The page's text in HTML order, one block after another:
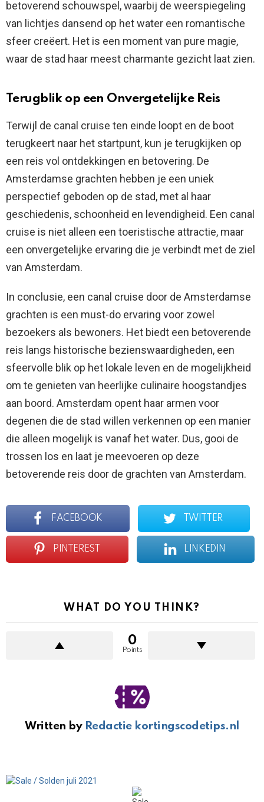
betoverend schouwspel, waarbij de weerspiegeling
van lichtjes dansend op het water een romantische
sfeer creëert. Het is een moment van pure magie,
waar de stad haar meest charmante gezicht laat zien.
Terugblik op een Onvergetelijke Reis
Terwijl de canal cruise ten einde loopt en de boot
terugkeert naar het startpunt, kun je terugkijken op
een reis vol ontdekkingen en betovering. De
Amsterdamse grachten hebben je een uniek
perspectief geboden op de stad, met al haar
geschiedenis, schoonheid en levendigheid. Een canal
cruise is niet alleen een toeristische attractie, maar
een onvergetelijke ervaring die je verbindt met de ziel
van Amsterdam.
In conclusie, een canal cruise door de Amsterdamse
grachten is een must-do ervaring voor zowel
bezoekers als bewoners. Het biedt een betoverende
reis langs historische bezienswaardigheden, een
sfeervolle blik op het lokale leven en de mogelijkheid
om te genieten van heerlijke culinaire hoogstandjes
aan boord. Amsterdam opent haar armen voor
degenen die de stad willen verkennen op een manier
die alleen mogelijk is vanaf het water. Dus, gooi de
trossen los en laat je meevoeren op deze
betoverende reis door de grachten van Amsterdam.
FACEBOOK TWITTER
PINTEREST LINKEDIN
WHAT DO YOU THINK?
0
Points
Written by Redactie kortingscodetips.nl